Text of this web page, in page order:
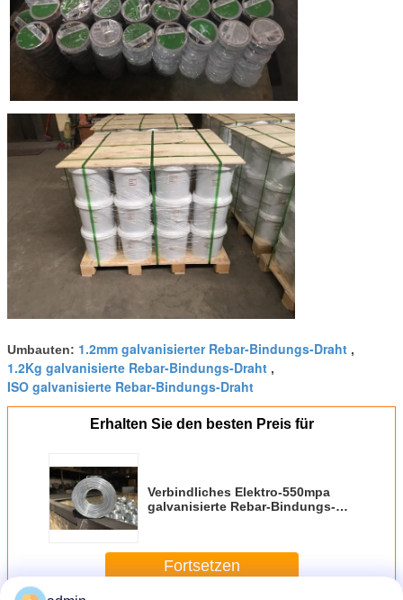
Umbauten: 1.2mm galvanisierter Rebar-Bindungs-Draht ,
1.2Kg galvanisierte Rebar-Bindungs-Draht ,
ISO galvanisierte Rebar-Bindungs-Draht
Erhalten Sie den besten Preis für
Verbindliches Elektro-550mpa
galvanisierte Rebar-Bindungs-
Fortsetzen